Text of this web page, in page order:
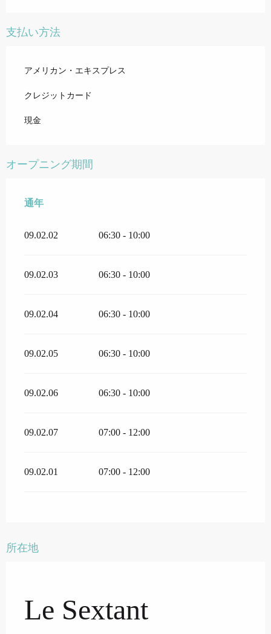
支払い方法
アメリカン・エキスプレス
クレジットカード
現金
オープニング期間
通年
通年
09.02.02 06:30 - 10:00
09.02.03 06:30 - 10:00
09.02.04 06:30 - 10:00
09.02.05 06:30 - 10:00
09.02.06 06:30 - 10:00
09.02.07 07:00 - 12:00
09.02.01 07:00 - 12:00
所在地
Le Sextant